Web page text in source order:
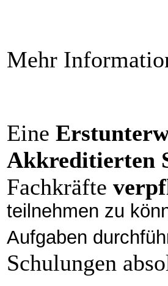
Mehr
Eine
Akkreditierten
Fachkräfte
teilnehmen zu
Aufgaben
Schulungen